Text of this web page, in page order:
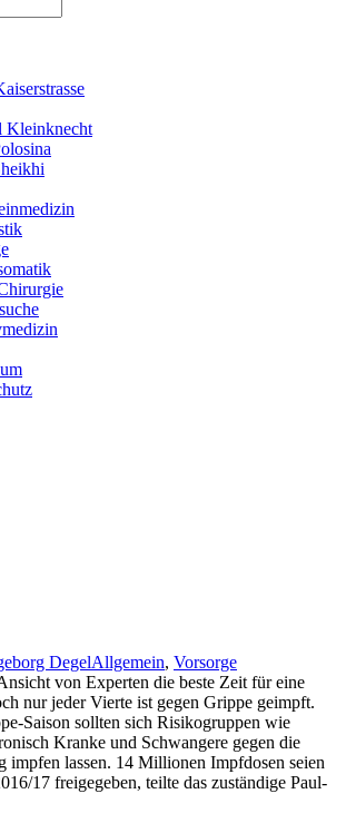
Kleinknecht
DegelAllgemein, Vorsorge
von Experten die beste Zeit für eine
nur jeder Vierte ist gegen Grippe geimpft.
Saison sollten sich Risikogruppen wie
Kranke und Schwangere gegen die
impfen lassen. 14 Millionen Impfdosen seien
17 freigegeben, teilte das zuständige Paul-